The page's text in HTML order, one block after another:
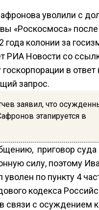
уволили с
«Роскосмоса» после
года колонии за
РИА Новости со
в ответ
запрос.
заявил, что
этапируется в
приговор суда
силу, поэтому
по пункту 4
кодекса
связи с осуждением к